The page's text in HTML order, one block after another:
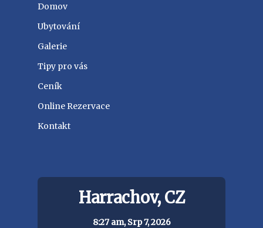
Domov
Ubytování
Galerie
Tipy pro vás
Ceník
Online Rezervace
Kontakt
Harrachov, CZ
8:27 am, Srp 7, 2026